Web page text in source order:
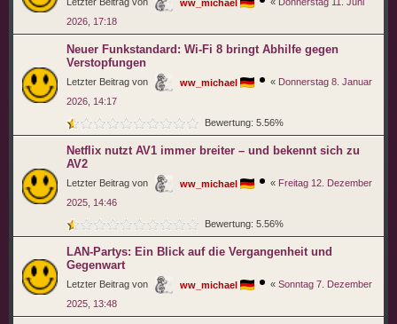
ww_michael
2026, 17:18
Neuer Funkstandard: Wi-Fi 8 bringt Abhilfe gegen
Verstopfungen
Letzter Beitrag von ww_michael « Donnerstag 8. Januar
2026, 14:17
Bewertung: 5.56%
Netflix nutzt AV1 immer breiter – und bekennt sich zu
AV2
Letzter Beitrag von ww_michael « Freitag 12. Dezember
2025, 14:46
Bewertung: 5.56%
LAN-Partys: Ein Blick auf die Vergangenheit und
Gegenwart
Letzter Beitrag von ww_michael « Sonntag 7. Dezember
2025, 13:48